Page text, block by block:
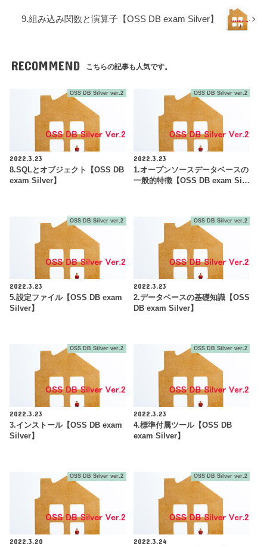
9.組み込み関数と演算子【OSS DB exam Silver】
RECOMMEND こちらの記事も人気です。
OSS DB Silver ver.2
2022.3.23
8.SQLとオブジェクト【OSS DB
exam Silver】
OSS DB Silver ver.2
2022.3.23
1.オープンソースデータベースの
一般的特徴【OSS DB exam Si…
OSS DB Silver ver.2
2022.3.23
5.設定ファイル【OSS DB exam
Silver】
OSS DB Silver ver.2
2022.3.23
2.データベースの基礎知識【OSS
DB exam Silver】
OSS DB Silver ver.2
2022.3.23
3.インストール【OSS DB exam
Silver】
OSS DB Silver ver.2
2022.3.23
4.標準付属ツール【OSS DB
exam Silver】
OSS DB Silver ver.2
2022.3.20
OSS DB Silver ver.2
2022.3.24